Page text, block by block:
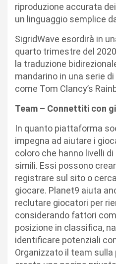
riproduzione accurata
un linguaggio semplice
SigridWave esordirà in
quarto trimestre del
la traduzione
mandarino in una serie
come Tom Clancy’s
Team – Connettiti con
In quanto piattaforma
impegna ad aiutare i
coloro che hanno livelli
simili. Essi possono
registrare sul sito o
giocare. Planet9 aiuta
reclutare giocatori per
considerando fattori
posizione in classifica,
identificare potenziali
Organizzato il team